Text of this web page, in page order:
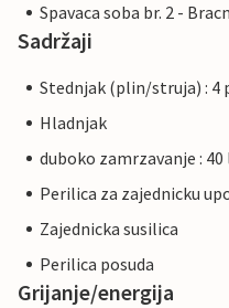
Spavaca soba br. 2 -
Sadržaji
Stednjak (plin/struja) : 4
Hladnjak
duboko zamrzavanje :
Perilica za zajednicku
Zajednicka susilica
Perilica posuda
Grijanje/energija